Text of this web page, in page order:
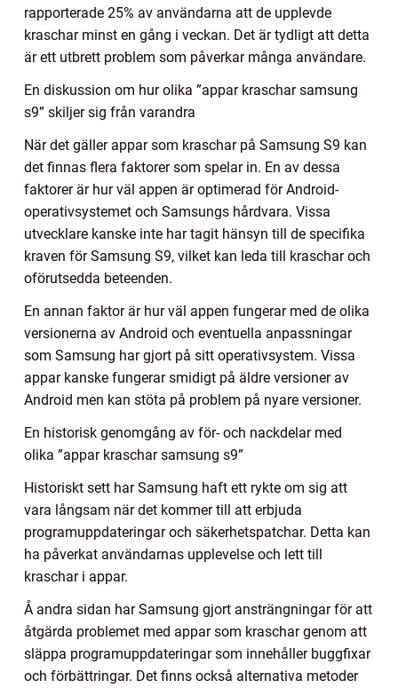
rapporterade 25% av användarna att de upplevde
kraschar minst en gång i veckan. Det är tydligt att detta
är ett utbrett problem som påverkar många användare.
En diskussion om hur olika ”appar kraschar samsung
s9” skiljer sig från varandra
När det gäller appar som kraschar på Samsung S9 kan
det finnas flera faktorer som spelar in. En av dessa
faktorer är hur väl appen är optimerad för Android-
operativsystemet och Samsungs hårdvara. Vissa
utvecklare kanske inte har tagit hänsyn till de specifika
kraven för Samsung S9, vilket kan leda till kraschar och
oförutsedda beteenden.
En annan faktor är hur väl appen fungerar med de olika
versionerna av Android och eventuella anpassningar
som Samsung har gjort på sitt operativsystem. Vissa
appar kanske fungerar smidigt på äldre versioner av
Android men kan stöta på problem på nyare versioner.
En historisk genomgång av för- och nackdelar med
olika ”appar kraschar samsung s9”
Historiskt sett har Samsung haft ett rykte om sig att
vara långsam när det kommer till att erbjuda
programuppdateringar och säkerhetspatchar. Detta kan
ha påverkat användarnas upplevelse och lett till
kraschar i appar.
Å andra sidan har Samsung gjort ansträngningar för att
åtgärda problemet med appar som kraschar genom att
släppa programuppdateringar som innehåller buggfixar
och förbättringar. Det finns också alternativa metoder